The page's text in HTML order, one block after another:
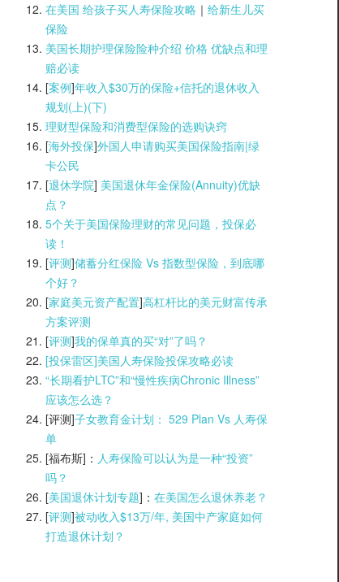
在美国 给孩子买人寿保险攻略 ｜ 给新生儿买
保险
美国长期护理保险险种介绍 价格 优缺点和理
赔必读
[案例]年收入$30万的保险+信托的退休收入
规划(上)(下)
理财型保险和消费型保险的选购诀窍
[海外投保]外国人申请购买美国保险指南|绿
卡公民
[退休学院] 美国退休年金保险(Annuity)优缺
点？
5个关于美国保险理财的常见问题，投保必
读！
[评测]储蓄分红保险 Vs 指数型保险，到底哪
个好？
[家庭美元资产配置]高杠杆比的美元财富传承
方案评测
[评测]我的保单真的买“对”了吗？
[投保雷区]美国人寿保险投保攻略必读
“长期看护LTC”和“慢性疾病Chronic Illness”
应该怎么选？
[评测]子女教育金计划： 529 Plan Vs 人寿保
单
[福布斯]： 人寿保险可以认为是一种“投资”
吗？
[美国退休计划专题]： 在美国怎么退休养老？
[评测]被动收入$13万/年, 美国中产家庭如何
打造退休计划？